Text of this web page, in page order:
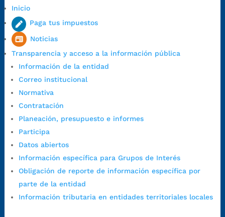
Inicio
Paga tus impuestos
Noticias
Transparencia y acceso a la información pública
Información de la entidad
Correo institucional
Normativa
Contratación
Planeación, presupuesto e informes
Participa
Datos abiertos
Información específica para Grupos de Interés
Obligación de reporte de información específica por
parte de la entidad
Información tributaria en entidades territoriales locales
Horario de Atención CAME (Central):
Lunes a jueves: 7:00 a.m. a 12:00 m y de 1:00 p.m. a 5:30 p.m.
Viernes: 7:00 a.m. a 5:00 p.m. en Jornada Continua con
30 minutos de descanso al medio día.
Horario de Atención CAME (Norte):
Dirección:Carrera 12 #16N-84 del barrio Kennedy.
Horario habitual de lunes a viernes en
a.m. a 3:00 p.m.
Teléfono Conmutador:
Líneagratuita:+57 (607) 652 55 55
Correo Institucional:
Correo de notificaciones
judiciales: notificaciones@bucaramanga.gov.co
Canal de denuncia para presuntos actos de corrupción:
https://canaldenuncia.bucaramanga.gov.co/
Emergencia:https://emergencia.bucaramanga.gov.co/